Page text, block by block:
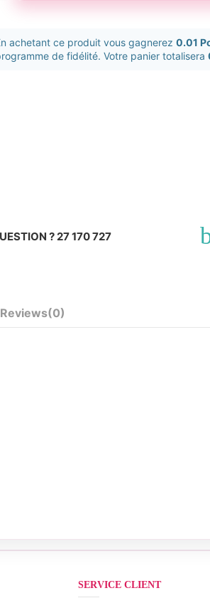
achetant ce produit vous gagnerez 0.01
de fidélité. Votre panier totalisera
? 27 170 727
Reviews(0)
SERVICE CLIENT